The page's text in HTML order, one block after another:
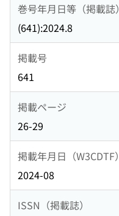
巻号年月日等（掲載誌）
(641):2024.8
掲載号
641
掲載ページ
26-29
掲載年月日（W3CDTF）
2024-08
ISSN（掲載誌）